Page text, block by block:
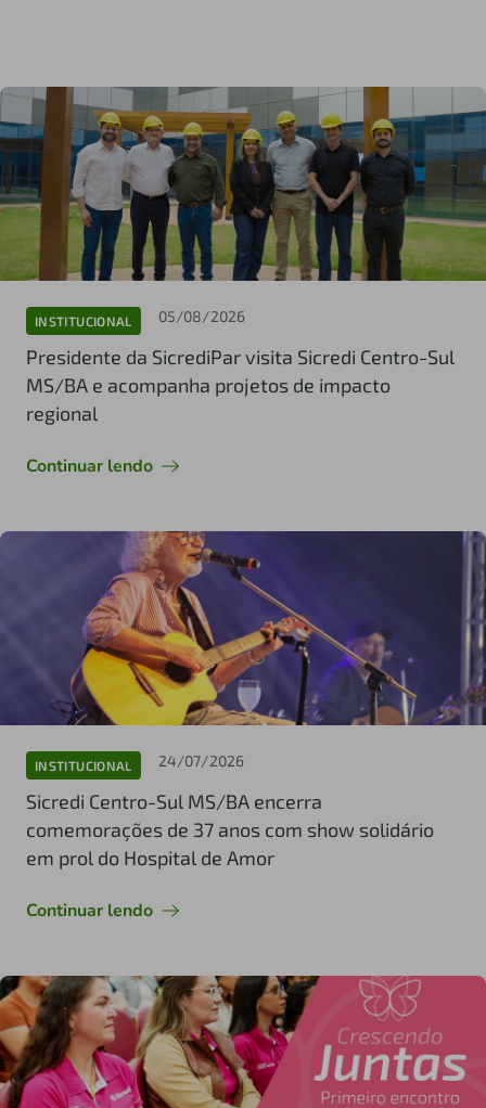
INSTITUCIONAL 05/08/2026
Presidente da SicrediPar visita Sicredi Centro-Sul
MS/BA e acompanha projetos de impacto
regional
Continuar lendo
INSTITUCIONAL 24/07/2026
Sicredi Centro-Sul MS/BA encerra
comemorações de 37 anos com show solidário
em prol do Hospital de Amor
Continuar lendo